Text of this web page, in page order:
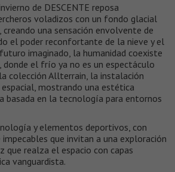
de DESCENTE reposa
voladizos con un fondo glacial
una sensación envolvente de
el poder reconfortante de la nieve y el
imaginado, la humanidad coexiste
donde el frío ya no es un espectáculo
colección Allterrain, la instalación
mostrando una estética
basada en la tecnología para entornos
y elementos deportivos, con
que invitan a una exploración
que realza el espacio con capas
vanguardista.